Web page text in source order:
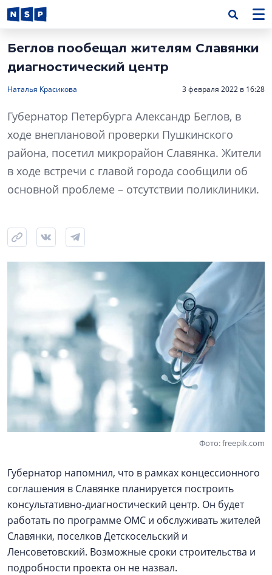
Беглов пообещал жителям Славянки
диагностический центр
Наталья Красикова 3 февраля 2022 в 16:28
Губернатор Петербурга Александр Беглов, в
ходе внеплановой проверки Пушкинского
района, посетил микрорайон Славянка. Жители
в ходе встречи с главой города сообщили об
основной проблеме – отсутствии поликлиники.
Фото: freepik.com
Губернатор напомнил, что в рамках концессионного
соглашения в Славянке планируется построить
консультативно-диагностический центр. Он будет
работать по программе ОМС и обслуживать жителей
Славянки, поселков Детскосельский и
Ленсоветовский. Возможные сроки строительства и
подробности проекта он не назвал.